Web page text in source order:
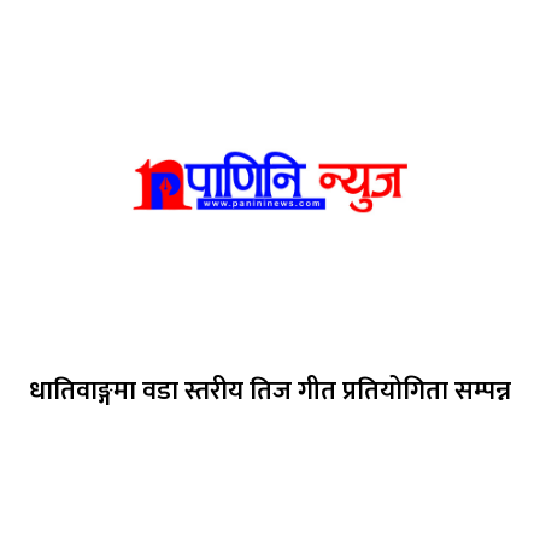
धातिवाङ्गमा वडा स्तरीय तिज गीत प्रतियोगिता सम्पन्न